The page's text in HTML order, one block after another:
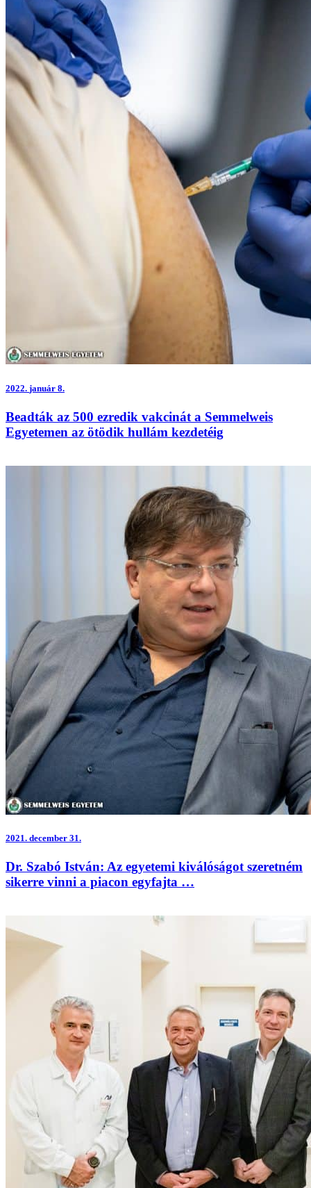
2022. január 8.
Beadták az 500 ezredik vakcinát a Semmelweis
Egyetemen az ötödik hullám kezdetéig
2021. december 31.
Dr. Szabó István: Az egyetemi kiválóságot szeretném
sikerre vinni a piacon egyfajta …